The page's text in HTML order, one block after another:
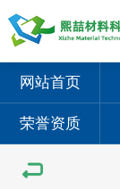
网站首页
荣誉资质